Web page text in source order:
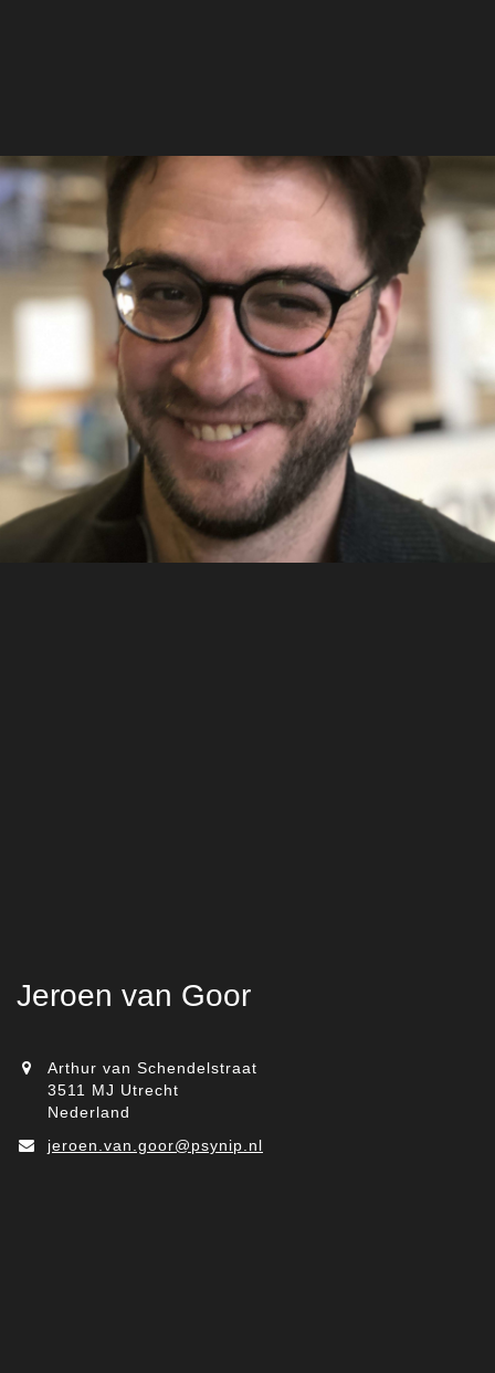
Jeroen van Goor
Arthur van Schendelstraat
3511 MJ Utrecht
Nederland
jeroen.van.goor@psynip.nl